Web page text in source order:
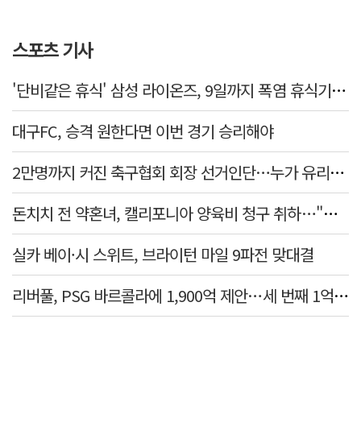
스포츠 기사
'단비같은 휴식' 삼성 라이온즈, 9일까지 폭염 휴식기에 재정비
대구FC, 승격 원한다면 이번 경기 승리해야
2만명까지 커진 축구협회 회장 선거인단…누가 유리할까
돈치치 전 약혼녀, 캘리포니아 양육비 청구 취하…"합의로 해결"
실카 베이·시 스위트, 브라이턴 마일 9파전 맞대결
리버풀, PSG 바르콜라에 1,900억 제안…세 번째 1억 파운드 영입 추진